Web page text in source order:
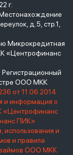
г.
д.5, стр.1,
Микрокредитная
«Центрофинанс
ООО МКК
от 11.06.2014
и информация о
«Центрофинанс
ПИК»
использования и
и правила
ООО МКК